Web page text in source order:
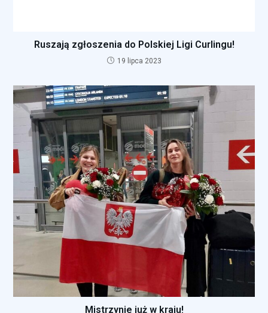
Ruszają zgłoszenia do Polskiej Ligi Curlingu!
19 lipca 2023
Mistrzynie już w kraju!